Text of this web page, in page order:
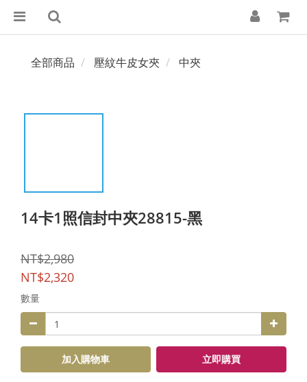
全部商品 壓紋牛皮女夾 中夾
14卡1照信封中夾28815-黑
NT$2,980
NT$2,320
數量
加入購物車 立即購買